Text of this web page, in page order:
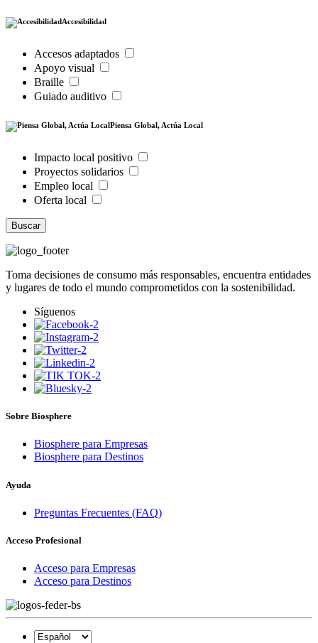
Accesibilidad
Accesos adaptados
Apoyo visual
Braille
Guiado auditivo
Piensa Global, Actúa Local
Impacto local positivo
Proyectos solidarios
Empleo local
Oferta local
Buscar
Toma decisiones de consumo más responsables, encuentra entidades
y lugares de todo el mundo comprometidos con la sostenibilidad.
Síguenos
Sobre Biosphere
Biosphere para Empresas
Biosphere para Destinos
Ayuda
Preguntas Frecuentes (FAQ)
Acceso Profesional
Acceso para Empresas
Acceso para Destinos